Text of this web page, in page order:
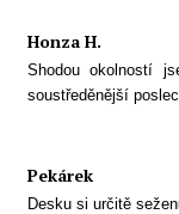
Honza H.
Shodou okolností
soustředěnější
Pekárek
Desku si určitě